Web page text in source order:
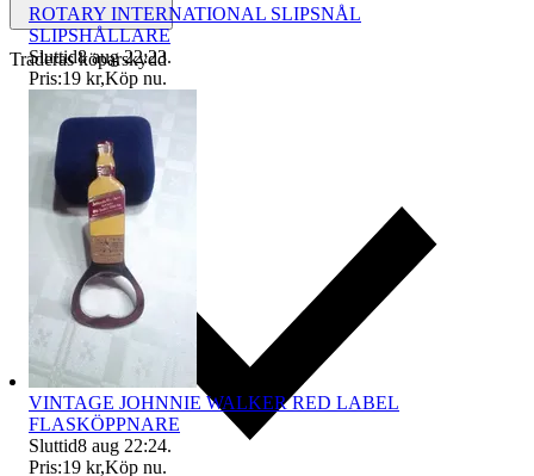
Traderas köparskydd
ROTARY INTERNATIONAL SLIPSNÅL
SLIPSHÅLLARE
Sluttid8 aug 22:23.
Pris:19 kr,Köp nu.
VINTAGE JOHNNIE WALKER RED LABEL
FLASKÖPPNARE
Sluttid8 aug 22:24.
Pris:19 kr,Köp nu.